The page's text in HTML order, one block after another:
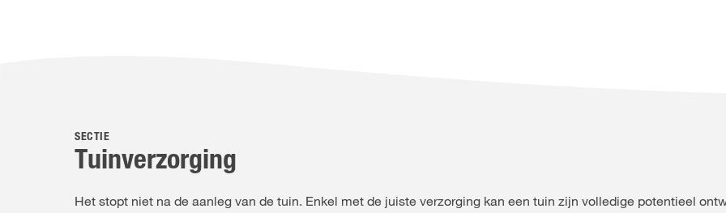
SECTIE
Tuinverzorging
Het stopt niet na de aanleg van de tuin. Enkel met de juiste verzorging kan een tuin zijn volledige potentieel